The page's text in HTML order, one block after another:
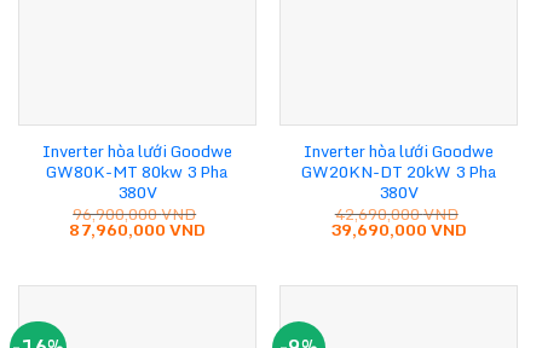
Inverter hòa lưới Goodwe
GW80K-MT 80kw 3 Pha
380V
96,900,000VND
Giá
gốc
87,960,000VNDGiá
87,960,000 VND.
Inverter hòa lưới Goodwe
GW20KN-DT 20kW 3 Pha
380V
42,690,000VND
Giá
gốc
39,690,000VND